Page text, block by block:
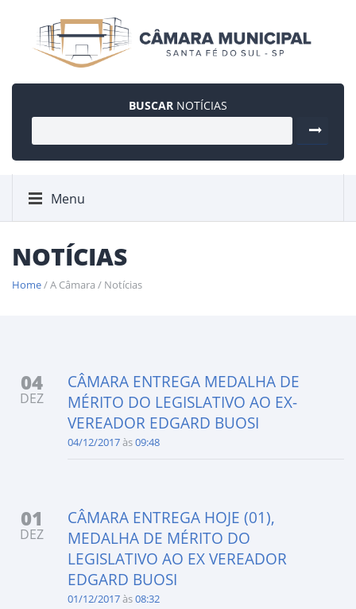
BUSCAR NOTÍCIAS
Menu
NOTÍCIAS
Home/ A Câmara / Notícias
04
DEZ
CÂMARA ENTREGA MEDALHA DE
MÉRITO DO LEGISLATIVO AO EX-
VEREADOR EDGARD BUOSI
04/12/2017às09:48
01
DEZ
CÂMARA ENTREGA HOJE (01),
MEDALHA DE MÉRITO DO
LEGISLATIVO AO EX VEREADOR
EDGARD BUOSI
01/12/2017às08:32